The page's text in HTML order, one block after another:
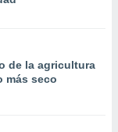
de la agricultura
más seco